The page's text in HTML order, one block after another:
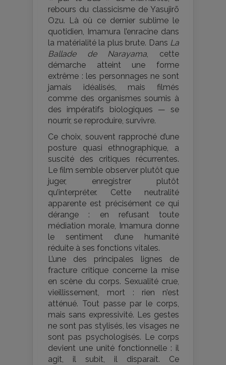
rebours du classicisme de Yasujirō
Ozu. Là où ce dernier sublime le
quotidien, Imamura l’enracine dans
la matérialité la plus brute. Dans La
Ballade de Narayama , cette
démarche atteint une forme
extrême : les personnages ne sont
jamais idéalisés, mais filmés
comme des organismes soumis à
des impératifs biologiques — se
nourrir, se reproduire, survivre.
Ce choix, souvent rapproché d’une
posture quasi ethnographique, a
suscité des critiques récurrentes.
Le film semble observer plutôt que
juger, enregistrer plutôt
qu’interpréter. Cette neutralité
apparente est précisément ce qui
dérange : en refusant toute
médiation morale, Imamura donne
le sentiment d’une humanité
réduite à ses fonctions vitales.
L’une des principales lignes de
fracture critique concerne la mise
en scène du corps. Sexualité crue,
vieillissement, mort : rien n’est
atténué. Tout passe par le corps,
mais sans expressivité. Les gestes
ne sont pas stylisés, les visages ne
sont pas psychologisés. Le corps
devient une unité fonctionnelle : il
agit, il subit, il disparaît. Ce